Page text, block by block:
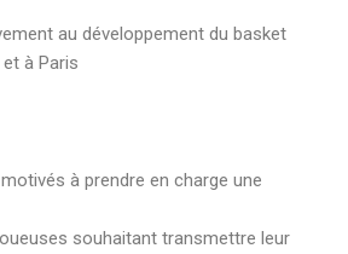
au développement du basket
à Paris
motivés à prendre en charge une
souhaitant transmettre leur